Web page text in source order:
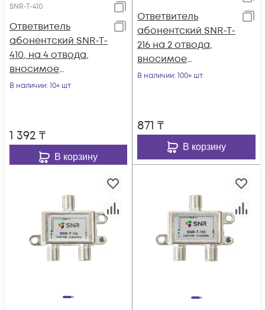
SNR-T-410
Ответвитель
абонентский SNR-T-
410, на 4 отвода,
вносимое
затухание IN-TAP
В наличии: 10+ шт
1 392 ₸
В корзину
Ответвитель
абонентский SNR-T-
216 на 2 отвода,
вносимое
затухание IN-TAP
В наличии: 100+ шт
871 ₸
В корзину